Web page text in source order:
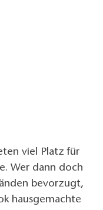
viel Platz für
Wer dann doch
bevorzugt,
hausgemachte